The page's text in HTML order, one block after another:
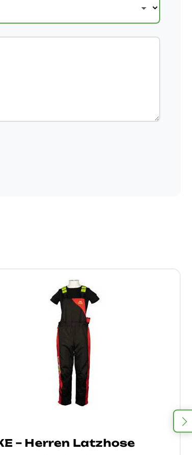
THOR DUKE - Herrenjacke